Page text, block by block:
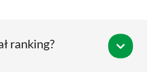
ranking?